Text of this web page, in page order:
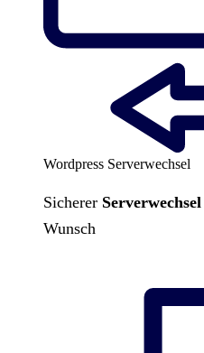
Wordpress Serverwechsel
Sicherer Serverwechsel
Wunsch